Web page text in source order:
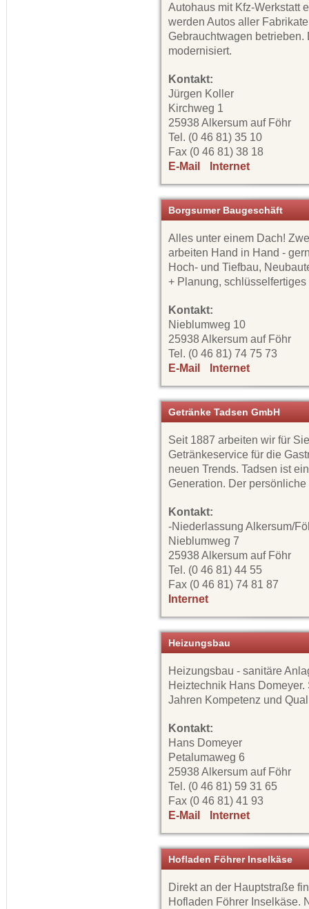
Autohaus mit Kfz-Werkstatt
werden Autos aller
Gebrauchtwagen
modernisiert.
Kontakt:
Jürgen Koller
Kirchweg 1
25938 Alkersum auf Föhr
Tel. (0 46 81) 35 10
Fax (0 46 81) 38 18
E-Mail
Internet
Borgsumer Baugeschäft
Alles unter einem Dach!
arbeiten Hand in Hand -
Hoch- und Tiefbau,
+ Planung,
Kontakt:
Nieblumweg 10
25938 Alkersum auf Föhr
Tel. (0 46 81) 74 75 73
E-Mail
Internet
Getränke Tadsen GmbH
Seit 1887 arbeiten wir für
Getränkeservice für die
neuen Trends. Tadsen ist
Generation. Der
Kontakt:
-Niederlassung Alkersum/
Nieblumweg 7
25938 Alkersum auf Föhr
Tel. (0 46 81) 44 55
Fax (0 46 81) 74 81 87
Internet
Heizungsbau
Heizungsbau - sanitäre
Heiztechnik Hans Domeyer.
Jahren Kompetenz und
Kontakt:
Hans Domeyer
Petalumaweg 6
25938 Alkersum auf Föhr
Tel. (0 46 81) 59 31 65
Fax (0 46 81) 41 93
E-Mail
Internet
Hofladen Föhrer Inselkäse
Direkt an der Hauptstraße
Hofladen Föhrer Inselkäse.